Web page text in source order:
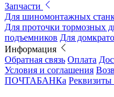
Запчасти
Для шиномонтажных
Для проточки тормозных
подъемников Для
Информация
Обратная связь Оплата
Условия и соглашения
ПОЧТАБАНКа